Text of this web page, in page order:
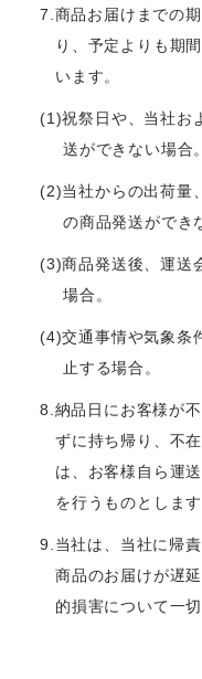
7.商品お届けまでの
り、予定よりも期
います。
(1)祝祭日や、当社お
送ができない場合。
(2)当社からの出荷量
の商品発送ができ
(3)商品発送後、運送
場合。
(4)交通事情や気象条
止する場合。
8.納品日にお客様が
ずに持ち帰り、不
は、お客様自ら運
を行うものとします
9.当社は、当社に帰
商品のお届けが遅
的損害について一